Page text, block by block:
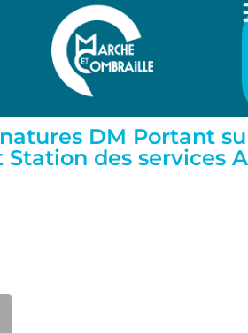
DM Portant
des services